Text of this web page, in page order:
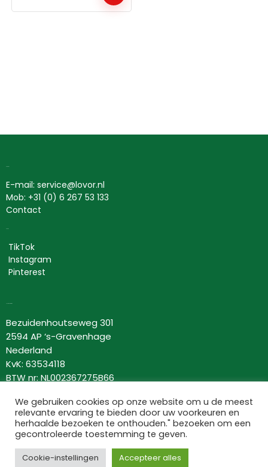
E-mail: service@lovor.nl
Mob: +31 (0) 6 267 53 133
Contact
TikTok
Instagram
Pinterest
Bezuidenhoutseweg 301
2594 AP ‘s-Gravenhage
Nederland
KvK: 63534118
BTW nr: NL002367275B66
Algemene voorwaarden
Ruilen retourneren
Verzenden
Privacybeleid
We gebruiken cookies op onze website om u de meest
relevante ervaring te bieden door uw voorkeuren en
herhaalde bezoeken te onthouden." bezoeken om een
gecontroleerde toestemming te geven.
Cookie-instellingen Accepteer alles